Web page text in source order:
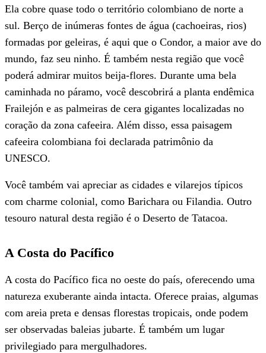
Ela cobre quase todo o território colombiano de norte a
sul. Berço de inúmeras fontes de água (cachoeiras, rios)
formadas por geleiras, é aqui que o Condor, a maior ave do
mundo, faz seu ninho. É também nesta região que você
poderá admirar muitos beija-flores. Durante uma bela
caminhada no páramo, você descobrirá a planta endêmica
Frailejón e as palmeiras de cera gigantes localizadas no
coração da zona cafeeira. Além disso, essa paisagem
cafeeira colombiana foi declarada patrimônio da
UNESCO.
Você também vai apreciar as cidades e vilarejos típicos
com charme colonial, como Barichara ou Filandia. Outro
tesouro natural desta região é o Deserto de Tatacoa.
A Costa do Pacífico
A costa do Pacífico fica no oeste do país, oferecendo uma
natureza exuberante ainda intacta. Oferece praias, algumas
com areia preta e densas florestas tropicais, onde podem
ser observadas baleias jubarte. É também um lugar
privilegiado para mergulhadores.